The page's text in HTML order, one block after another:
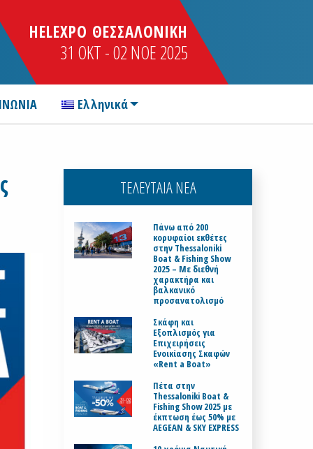
HELEXPO ΘΕΣΣΑΛΟΝΙΚΗ
31 OKT - 02 NOE 2025
Ελληνικά
ΤΕΛΕΥΤΑΙΑ ΝΕΑ
Πάνω από 200
κορυφαίοι εκθέτες
στην Thessaloniki
Boat & Fishing Show
2025 – Με διεθνή
χαρακτήρα και
βαλκανικό
προσανατολισμό
Σκάφη και
Εξοπλισμός για
Επιχειρήσεις
Ενοικίασης Σκαφών
«Rent a Boat»
Πέτα στην
Thessaloniki Boat &
Fishing Show 2025 με
έκπτωση έως 50% με
AEGEAN & SKY EXPRESS